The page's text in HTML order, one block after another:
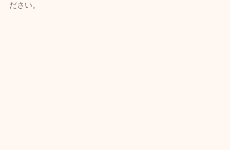
ださい。